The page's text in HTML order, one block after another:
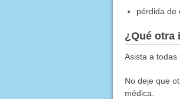
pérdida de
¿Qué otra
Asista a todas
No deje que
médica.